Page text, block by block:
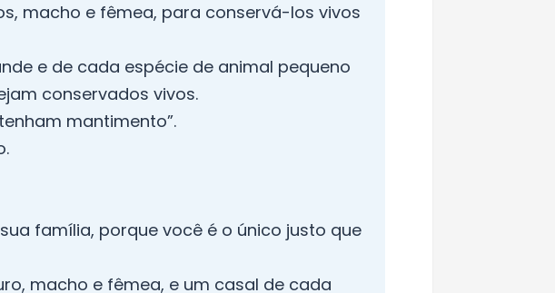
macho e fêmea, para conservá-los vivos
e de cada espécie de animal pequeno
conservados vivos.
mantimento”.
família, porque você é o único justo que
macho e fêmea, e um casal de cada